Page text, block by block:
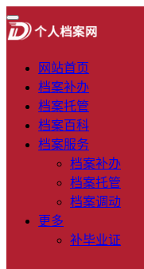
网站首页
档案补办
档案托管
档案百科
档案服务
档案补办
档案托管
档案调动
更多
补毕业证